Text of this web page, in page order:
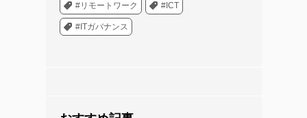
#リモートワーク #ICT
#ITガバナンス